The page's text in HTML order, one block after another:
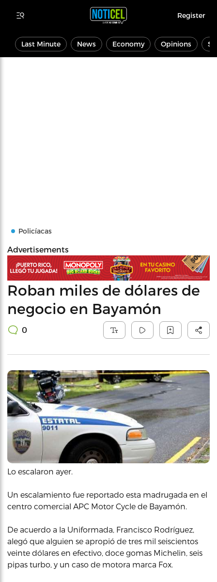
Register
Last Minute News Economy Opinions
Policíacas
Advertisements
Roban miles de dólares de
negocio en Bayamón
0
Lo escalaron ayer.
Un escalamiento fue reportado esta madrugada en el
centro comercial APC Motor Cycle de Bayamón.
De acuerdo a la Uniformada, Francisco Rodríguez,
alegó que alguien se apropió de tres mil seiscientos
veinte dólares en efectivo, doce gomas Michelin, seis
pipas turbo, y un caso de motora marca Fox.